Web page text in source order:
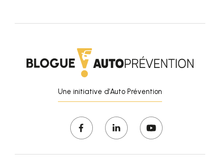
Une initiative d’Auto Prévention